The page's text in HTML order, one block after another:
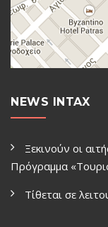
NEWS INTAX
Ξεκινούν οι
Πρόγραμμα
Τίθεται σε